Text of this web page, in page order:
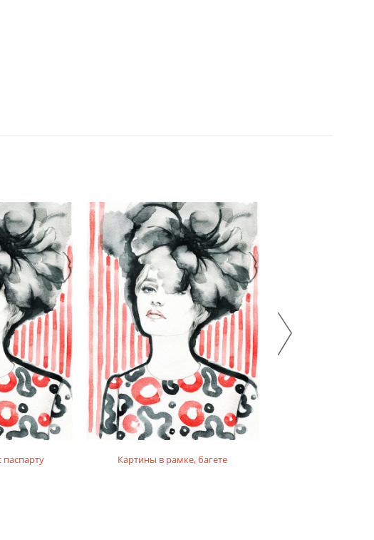
Картины в рамке, багете